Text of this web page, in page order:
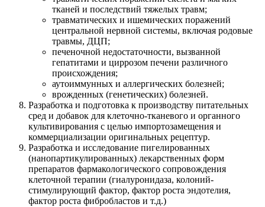
тканей и последствий тяжелых травм;
травматических и ишемических поражений
центральной нервной системы, включая родовые
травмы, ДЦП;
печеночной недостаточности, вызванной
гепатитами и циррозом печени различного
происхождения;
аутоиммунных и аллергических болезней;
врожденных (генетических) болезней.
Разработка и подготовка к производству питательных
сред и добавок для клеточно-тканевого и органного
культивирования с целью импортозамещения и
коммерциализации оригинальных рецептур.
Разработка и исследование пигелированных
(нанопартикулированных) лекарственных форм
препаратов фармакологического сопровождения
клеточной терапии (гиалуронидаза, колоний-
стимулирующий фактор, фактор роста эндотелия,
фактор роста фибробластов и т.д.)